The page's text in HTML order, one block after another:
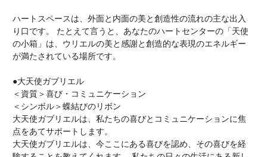
ハートスペースは、外面と内面の美と創造性の流れの主な出入
り口です。 たとえて言うと、あなたのハートセンターの「天使
の小箱」は、ウリエルの美と感謝と創造的な表現のエネルギー
が満たされている場所です。
●大天使ガブリエル
＜資質＞喜び・コミュニケーション
＜シンボル＞蝶結びのリボン
大天使ガブリエルは、私たちの喜びとコミュニケーションに焦
点をあてサポートします。
大天使ガブリエルは、今ここにある喜びを認め、その喜びを経